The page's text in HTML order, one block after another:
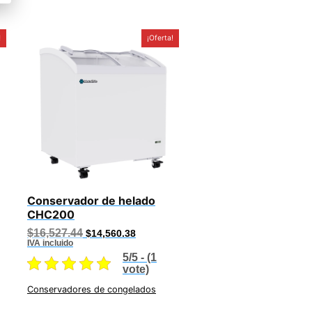
¡Oferta!
Conservador de helado
CHC200
$16,527.44 Original
$16,527.44.
$14,560.38Current
is:
$14,560.38.
IVA incluido
5/5 - (1
vote)
Conservadores de congelados